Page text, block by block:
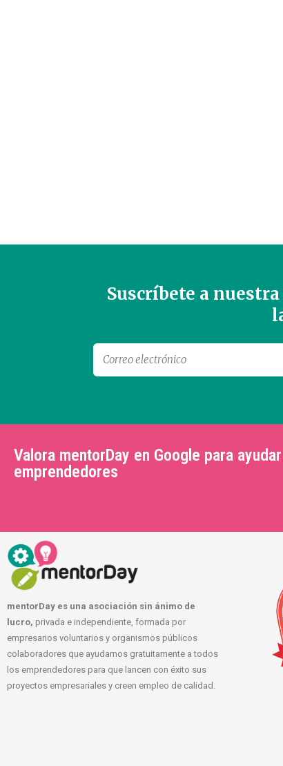
Suscríbete a
Valora mentorDay en Google para
emprendedores
mentorDay es una asociación sin ánimo de
lucro, privada e independiente, formada por
empresarios voluntarios y organismos públicos
colaboradores que ayudamos gratuitamente a todos
los emprendedores para que lancen con éxito sus
proyectos empresariales y creen empleo de calidad.